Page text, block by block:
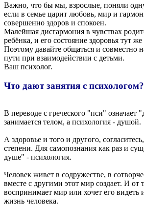
Важно, что бы мы, взрослые, поняли
если в семье царит любовь, мир и
совершенно здоров и спокоен.
Малейшая дисгармония в чувствах
ребёнка, и его состояние здоровья тут
Поэтому давайте общаться и совместно
пути при взаимодействии с детьми.
Ваш психолог.
Что дают занятия с психологом?
В переводе с греческого "пси"
занимается телом, а психология - душой.
А здоровье и того и другого,
степени. Для самопознания как раз и
душе" - психология.
Человек живет в содружестве, в
вместе с другими этот мир создает. И от
воспринимает мир или хочет его видеть
жизнь человека.